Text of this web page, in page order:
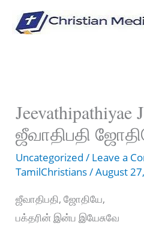
Jeevathipathiyae
ஜீவாதிபதி
Uncategorized / Leave a
TamilChristians/August
ஜீவாதிபதி, ஜோதியே,
பக்தரின் இன்ப இயேசுவே